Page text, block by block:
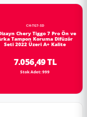
CH-TG7-SD
Chery Tiggo 7 Pro Ön ve
Tampon Koruma Difüzör
Seti 2022 Üzeri A+ Kalite
7.056,49 TL
Stok Adet: 999